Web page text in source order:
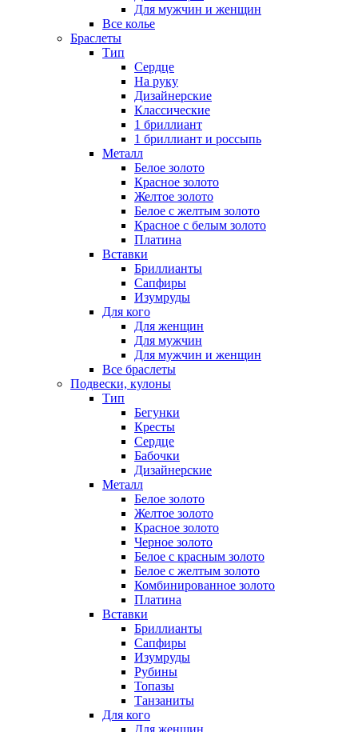
Для мужчин и женщин
Все колье
Браслеты
Тип
Сердце
На руку
Дизайнерские
Классические
1 бриллиант
1 бриллиант и россыпь
Металл
Белое золото
Красное золото
Желтое золото
Белое с желтым золото
Красное с белым золото
Платина
Вставки
Бриллианты
Сапфиры
Изумруды
Для кого
Для женщин
Для мужчин
Для мужчин и женщин
Все браслеты
Подвески, кулоны
Тип
Бегунки
Кресты
Сердце
Бабочки
Дизайнерские
Металл
Белое золото
Желтое золото
Красное золото
Черное золото
Белое с красным золото
Белое с желтым золото
Комбинированное золото
Платина
Вставки
Бриллианты
Сапфиры
Изумруды
Рубины
Топазы
Танзаниты
Для кого
Для женщин